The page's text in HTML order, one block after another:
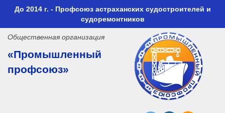
До 2014 г. - Профсоюз астраханских судостроителей и
судоремонтников
Общественная организация
«Промышленный
профсоюз»